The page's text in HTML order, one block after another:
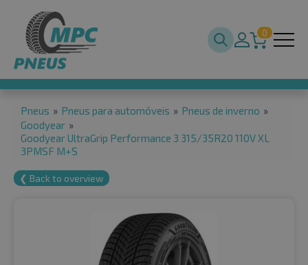
0
Pneus » Pneus para automóveis » Pneus de inverno »
Goodyear »
Goodyear UltraGrip Performance 3 315/35R20 110V XL
3PMSF M+S
❮ Back to overview